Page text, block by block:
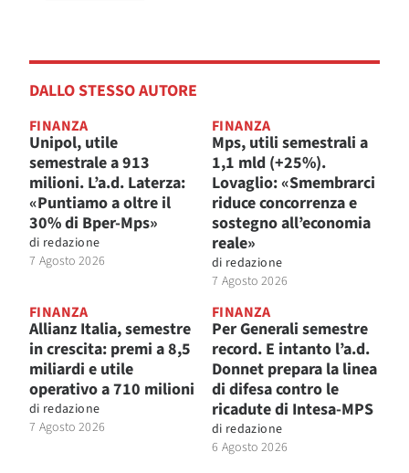
DALLO STESSO AUTORE
FINANZA
Unipol, utile
semestrale a 913
milioni. L’a.d. Laterza:
«Puntiamo a oltre il
30% di Bper-Mps»
di redazione
7 Agosto 2026
FINANZA
Mps, utili semestrali a
1,1 mld (+25%).
Lovaglio: «Smembrarci
riduce concorrenza e
sostegno all’economia
reale»
di redazione
7 Agosto 2026
FINANZA
Allianz Italia, semestre
in crescita: premi a 8,5
miliardi e utile
operativo a 710 milioni
di redazione
7 Agosto 2026
FINANZA
Per Generali semestre
record. E intanto l’a.d.
Donnet prepara la linea
di difesa contro le
ricadute di Intesa-MPS
di redazione
6 Agosto 2026